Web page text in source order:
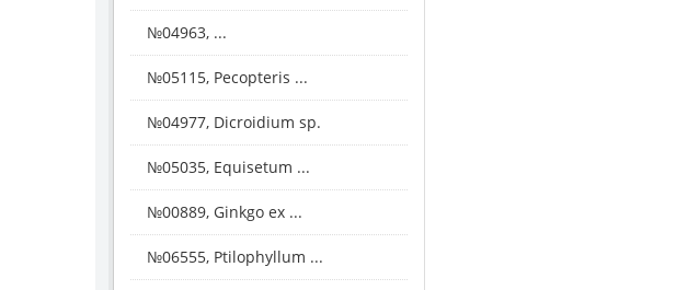
№04963, ...
№05115, Pecopteris ...
№04977, Dicroidium sp.
№05035, Equisetum ...
№00889, Ginkgo ex ...
№06555, Ptilophyllum ...